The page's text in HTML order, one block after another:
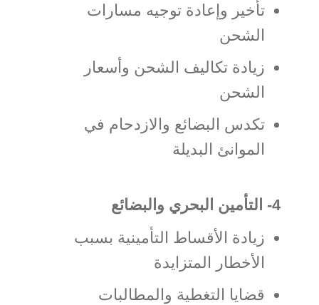
تأخير وإعادة توجيه مسارات
الشحن
زيادة تكاليف الشحن وأسعار
الشحن
تكدس البضائع والازدحام في
الموانئ البديلة
4- التأمين البحري والبضائع
زيادة الأقساط التأمينية بسبب
الأخطار المتزايدة
قضايا التغطية والمطالبات